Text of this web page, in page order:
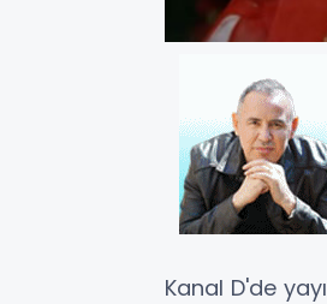
Kanal D'de